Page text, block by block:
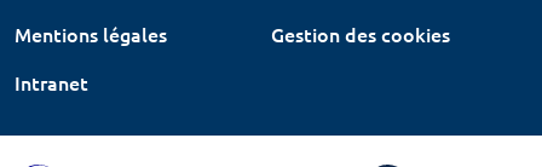
Mentions légales
Gestion des cookies
Intranet